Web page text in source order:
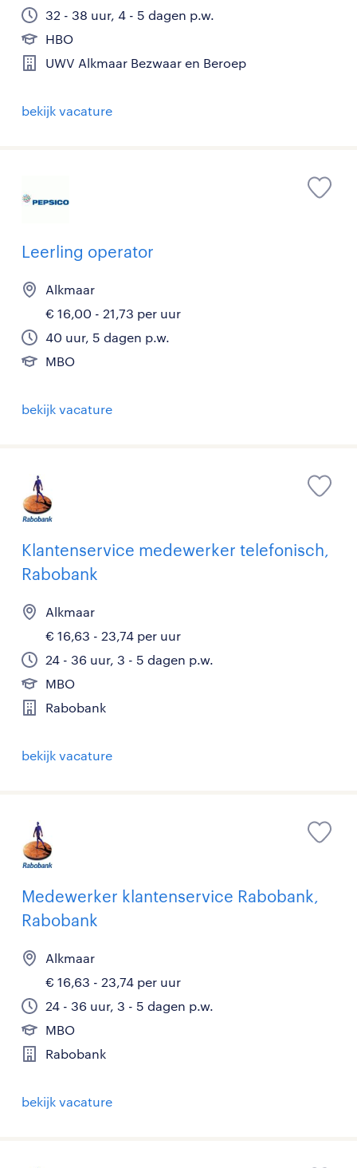
32 - 38 uur, 4 - 5 dagen p.w.
HBO
UWV Alkmaar Bezwaar en Beroep
bekijk vacature
Leerling operator
Alkmaar
€ 16,00 - 21,73 per uur
40 uur, 5 dagen p.w.
MBO
bekijk vacature
Klantenservice medewerker telefonisch,
Rabobank
Alkmaar
€ 16,63 - 23,74 per uur
24 - 36 uur, 3 - 5 dagen p.w.
MBO
Rabobank
bekijk vacature
Medewerker klantenservice Rabobank,
Rabobank
Alkmaar
€ 16,63 - 23,74 per uur
24 - 36 uur, 3 - 5 dagen p.w.
MBO
Rabobank
bekijk vacature